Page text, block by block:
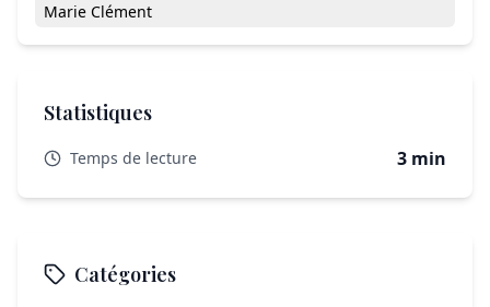
Marie Clément
Statistiques
Temps de lecture 3 min
Catégories